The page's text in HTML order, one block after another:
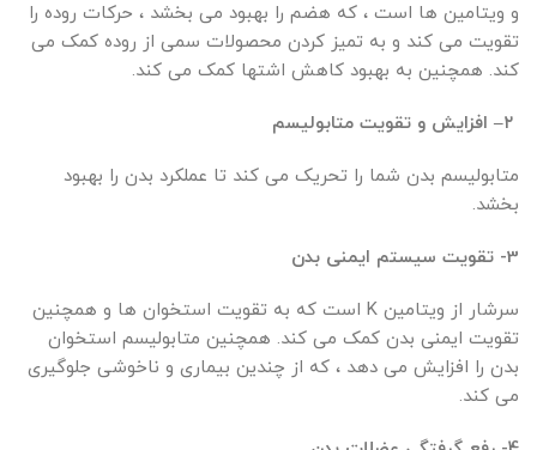
و ویتامین ها است ، که هضم را بهبود می بخشد ، حرکات روده را
تقویت می کند و به تمیز کردن محصولات سمی از روده کمک می
کند. همچنین به بهبود کاهش اشتها کمک می کند.
۲– افزایش و تقویت متابولیسم
متابولیسم بدن شما را تحریک می کند تا عملکرد بدن را بهبود
بخشد.
3- تقویت سیستم ایمنی بدن
سرشار از ویتامین K است که به تقویت استخوان ها و همچنین
تقویت ایمنی بدن کمک می کند. همچنین متابولیسم استخوان
بدن را افزایش می دهد ، که از چندین بیماری و ناخوشی جلوگیری
می کند.